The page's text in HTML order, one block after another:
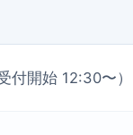
付開始 12:30〜）